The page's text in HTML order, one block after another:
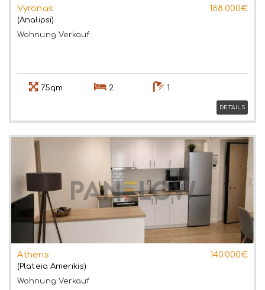
Vyronas 188.000€
(Analipsi)
Wohnung Verkauf
75qm 2 1
DETAILS
Athens 140.000€
(Plateia Amerikis)
Wohnung Verkauf